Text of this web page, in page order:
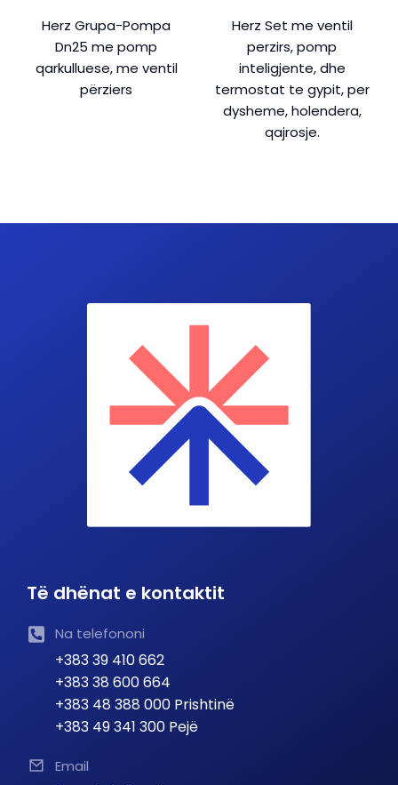
Herz Grupa-Pompa
Dn25 me pomp
qarkulluese, me ventil
përziers
Herz Set me ventil
perzirs, pomp
inteligjente, dhe
termostat te gypit, per
dysheme, holendera,
qajrosje.
Të dhënat e kontaktit
Na telefononi
+383 39 410 662
+383 38 600 664
+383 48 388 000 Prishtinë
+383 49 341 300 Pejë
Email